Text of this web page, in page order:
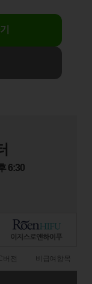
6:30
버전 비급여항목